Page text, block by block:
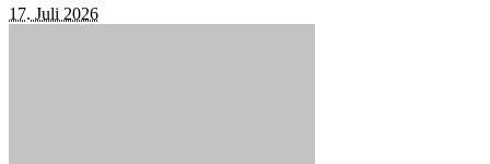
17. Juli 2026